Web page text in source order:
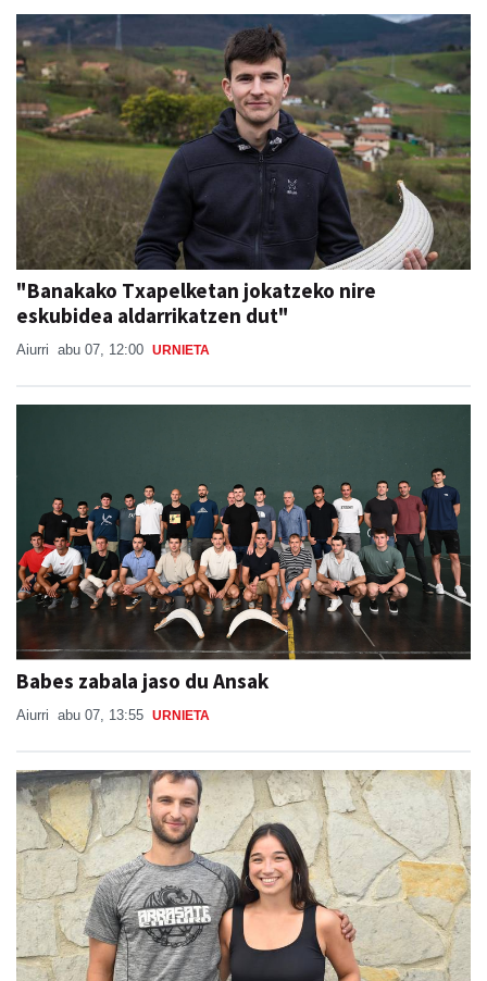
"Banakako Txapelketan jokatzeko nire
eskubidea aldarrikatzen dut"
Aiurri abu 07, 12:00 URNIETA
Babes zabala jaso du Ansak